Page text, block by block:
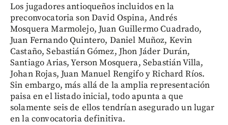
Los jugadores antioqueños incluidos en la
preconvocatoria son David Ospina, Andrés
Mosquera Marmolejo, Juan Guillermo Cuadrado,
Juan Fernando Quintero, Daniel Muñoz, Kevin
Castaño, Sebastián Gómez, Jhon Jáder Durán,
Santiago Arias, Yerson Mosquera, Sebastián Villa,
Johan Rojas, Juan Manuel Rengifo y Richard Ríos.
Sin embargo, más allá de la amplia representación
paisa en el listado inicial, todo apunta a que
solamente seis de ellos tendrían asegurado un lugar
en la convocatoria definitiva.